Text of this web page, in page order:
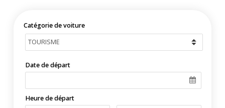
Catégorie de voiture
Date de départ
Heure de départ